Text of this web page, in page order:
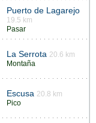
Puerto de Lagarejo
19.5 km
Pasar
La Serrota 20.6 km
Montaña
Escusa 20.8 km
Pico